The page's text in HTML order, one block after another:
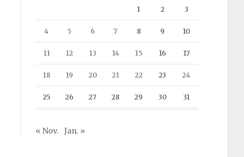
1 2 3
4 5 6 7 8 9 10
11 12 13 14 15 16 17
18 19 20 21 22 23 24
25 26 27 28 29 30 31
« Nov. Jan. »